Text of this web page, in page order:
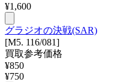
¥1,600
グラジオの決戦(SAR)
[M5. 116/081]
買取参考価格
¥850
¥750